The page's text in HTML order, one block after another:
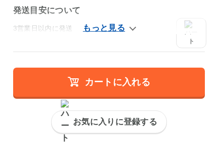
発送目安について
3営業日以内に発送
カートに入れる
お気に入りに登録する